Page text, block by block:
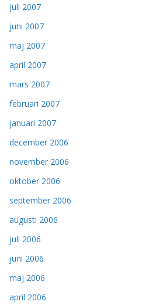
juli 2007
juni 2007
maj 2007
april 2007
mars 2007
februari 2007
januari 2007
december 2006
november 2006
oktober 2006
september 2006
augusti 2006
juli 2006
juni 2006
maj 2006
april 2006